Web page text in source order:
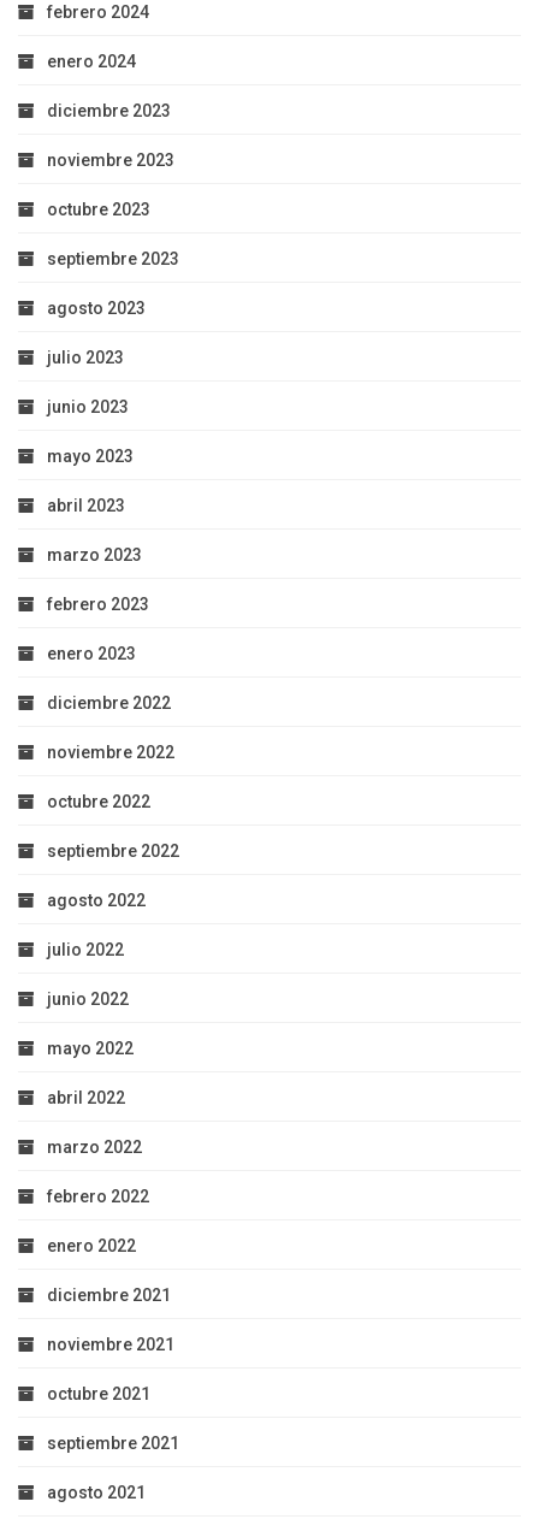
febrero 2024
enero 2024
diciembre 2023
noviembre 2023
octubre 2023
septiembre 2023
agosto 2023
julio 2023
junio 2023
mayo 2023
abril 2023
marzo 2023
febrero 2023
enero 2023
diciembre 2022
noviembre 2022
octubre 2022
septiembre 2022
agosto 2022
julio 2022
junio 2022
mayo 2022
abril 2022
marzo 2022
febrero 2022
enero 2022
diciembre 2021
noviembre 2021
octubre 2021
septiembre 2021
agosto 2021